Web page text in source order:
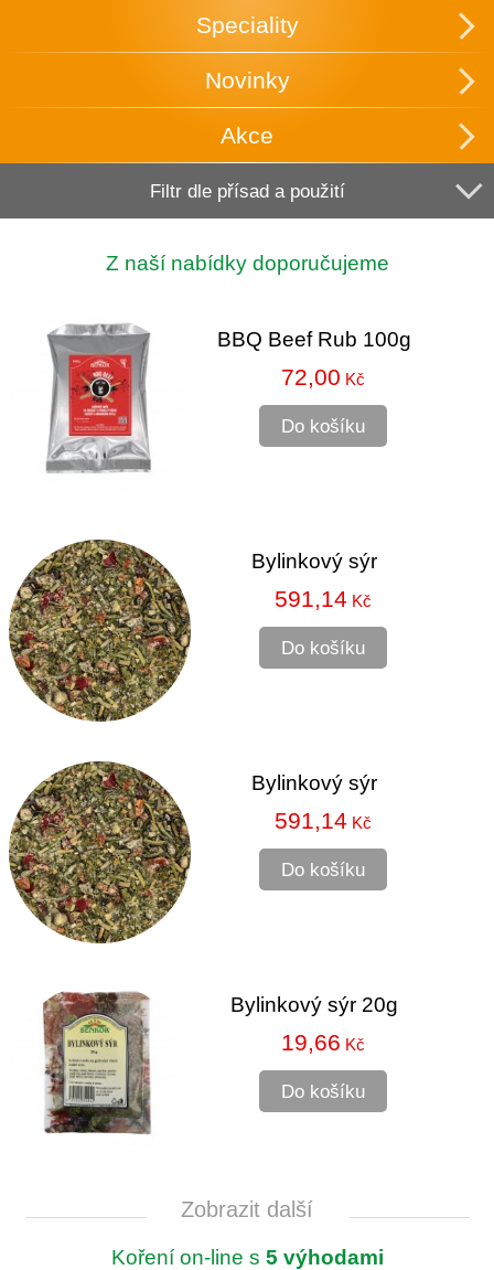
Speciality
Novinky
Akce
Filtr dle přísad a použití
Z naší nabídky doporučujeme
BBQ Beef Rub 100g
72,00 Kč
Do košíku
Bylinkový sýr
591,14 Kč
Do košíku
Bylinkový sýr
591,14 Kč
Do košíku
Bylinkový sýr 20g
19,66 Kč
Do košíku
Zobrazit další
Koření on-line s 5 výhodami